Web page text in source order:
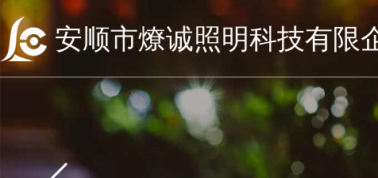
安顺市燎诚照明科技有限